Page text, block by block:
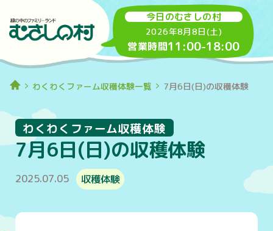
今日のむさしの村
2026年8月8日(土)
営業時間11:00-18:00
わくわくファーム収穫体験一覧 7月6日(日)の収穫体験
7月6日(日)の収穫体験
わくわくファーム収穫体験
2025.07.05 収穫体験